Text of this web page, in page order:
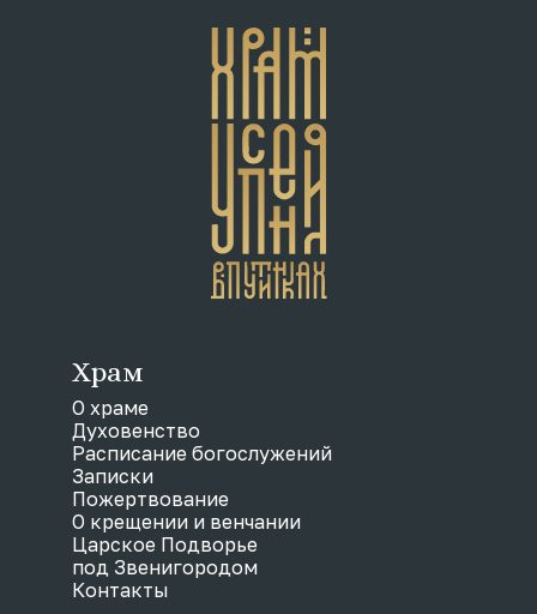
Храм
О храме
Духовенство
Расписание богослужений
Записки
Пожертвование
О крещении и венчании
Царское Подворье
под Звенигородом
Контакты